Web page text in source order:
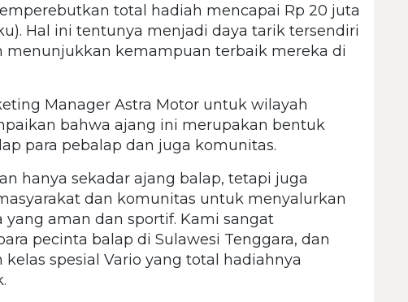
total hadiah mencapai Rp 20 juta
Hal ini tentunya menjadi daya tarik tersendiri
menunjukkan kemampuan terbaik mereka di
Manager Astra Motor untuk wilayah
bahwa ajang ini merupakan bentuk
para pebalap dan juga komunitas.
hanya sekadar ajang balap, tetapi juga
dan komunitas untuk menyalurkan
aman dan sportif. Kami sangat
pecinta balap di Sulawesi Tenggara, dan
spesial Vario yang total hadiahnya